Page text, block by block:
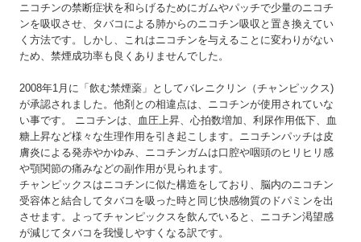
ニコチンの禁断症状を和らげるためにガムやパッチで少量のニコチ
ンを吸収させ、タバコによる肺からのニコチン吸収と置き換えてい
く方法です。しかし、これはニコチンを与えることに変わりがない
ため、禁煙成功率も良くありませんでした。
2008年1月に「飲む禁煙薬」としてバレニクリン（チャンピックス)
が承認されました。他剤との相違点は、ニコチンが使用されていな
い事です。 ニコチンは、血圧上昇、心拍数増加、利尿作用低下、血
糖上昇など様々な生理作用を引き起こします。ニコチンパッチは皮
膚炎による発赤やかゆみ、ニコチンガムは口腔や咽頭のヒリヒリ感
や顎関節の痛みなどの副作用が見られます。
チャンピックスはニコチンに似た構造をしており、脳内のニコチン
受容体と結合してタバコを吸った時と同じ快感物質のドパミンを出
させます。よってチャンピックスを飲んでいると、ニコチン渇望感
が減じてタバコを我慢しやすくなる訳です。